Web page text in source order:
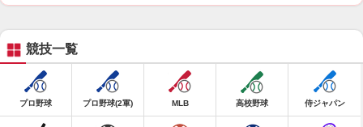
競技一覧
プロ野球 プロ野球(2軍) MLB 高校野球 侍ジャパン